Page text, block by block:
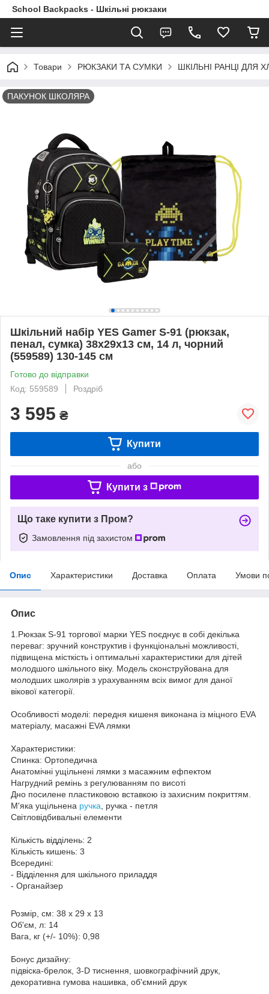
School Backpacks - Шкільні рюкзаки
Товари РЮКЗАКИ ТА СУМКИ ШКІЛЬНІ РАНЦІ ДЛЯ
ПАКУНОК ШКОЛЯРА
Шкільний набір YES Gamer S-91 (рюкзак,
пенал, сумка) 38х29х13 см, 14 л, чорний
(559589) 130-145 см
Готово до відправки
Код: 559589
Роздріб
3 595 ₴
Купити
або
Купити з
Що таке купити з Пром?
Замовлення під захистом
Опис Характеристики Доставка Оплата Умови
Опис
1.Рюкзак S-91 торгової марки YES поєднує в собі декілька
переваг: зручний конструктив і функціональні можливості,
підвищена місткість і оптимальні характеристики для дітей
молодшого шкільного віку. Модель сконструйована для
молодших школярів з урахуванням всіх вимог для даної
вікової категорії.
Особливості моделі: передня кишеня виконана із міцного EVA
матеріалу, масажні EVA лямки
Характеристики:
Спинка: Ортопедична
Анатомічні ущільнені лямки з масажним ефпектом
Нагрудний ремінь з регулюванням по висоті
Дно посилене пластиковою вставкою із захисним покриттям.
М'яка ущільнена ручка , ручка - петля
Світловідбивальні елементи
Кількість відділень: 2
Кількість кишень: 3
Всередині:
- Відділення для шкільного приладдя
- Органайзер
Розмір, см: 38 х 29 х 13
Об'єм, л: 14
Вага, кг (+/- 10%): 0,98
Бонус дизайну:
підвіска-брелок, 3-D тиснення, шовкографічний друк,
декоративна гумова нашивка, об'ємний друк